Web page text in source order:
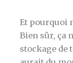
Et pourquoi
Bien sûr, ça
stockage de